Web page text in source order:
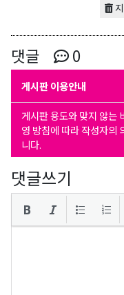
댓글 0
게시판 이용안내
게시판 용도와 맞지 않는
영 방침에 따라 작성자의
니다.
댓글쓰기